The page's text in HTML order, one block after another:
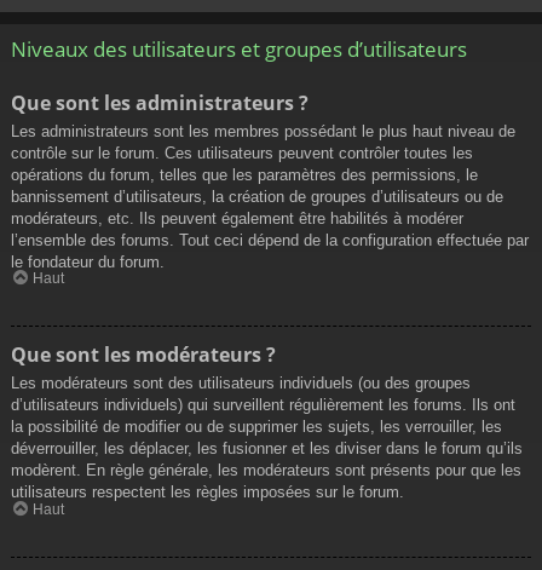
Niveaux des utilisateurs et groupes d’utilisateurs
Que sont les administrateurs ?
Les administrateurs sont les membres possédant le plus haut niveau de
contrôle sur le forum. Ces utilisateurs peuvent contrôler toutes les
opérations du forum, telles que les paramètres des permissions, le
bannissement d’utilisateurs, la création de groupes d’utilisateurs ou de
modérateurs, etc. Ils peuvent également être habilités à modérer
l’ensemble des forums. Tout ceci dépend de la configuration effectuée par
le fondateur du forum.
Haut
Que sont les modérateurs ?
Les modérateurs sont des utilisateurs individuels (ou des groupes
d’utilisateurs individuels) qui surveillent régulièrement les forums. Ils ont
la possibilité de modifier ou de supprimer les sujets, les verrouiller, les
déverrouiller, les déplacer, les fusionner et les diviser dans le forum qu’ils
modèrent. En règle générale, les modérateurs sont présents pour que les
utilisateurs respectent les règles imposées sur le forum.
Haut